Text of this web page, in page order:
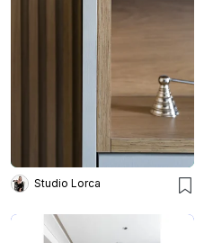
Studio Lorca